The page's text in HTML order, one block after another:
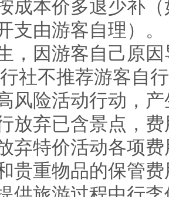
成本价多退少补
支由游客自理）
，因游客自己原
社不推荐游客自
风险活动行动，
放弃已含景点，
弃特价活动各项
贵重物品的保管